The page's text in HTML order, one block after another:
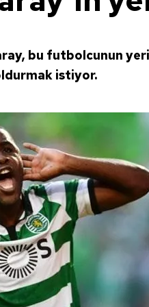
bu futbolcunun
istiyor.